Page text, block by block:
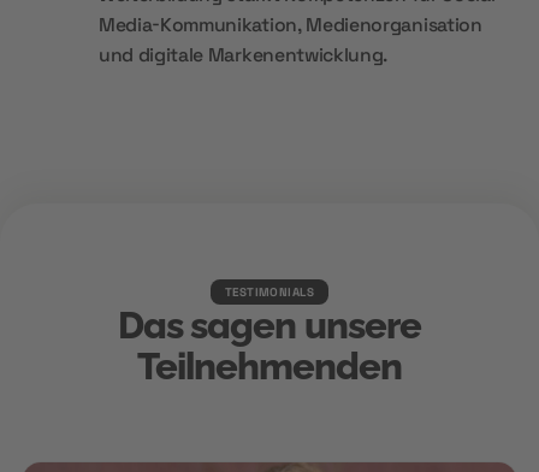
Media-Kommunikation, Medienorganisation
und digitale Markenentwicklung.
TESTIMONIALS
Das sagen unsere
Teilnehmenden